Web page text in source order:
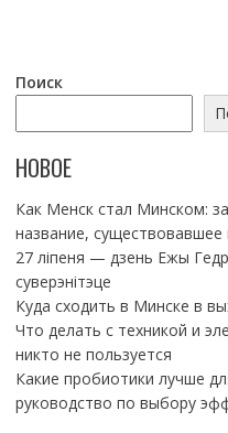
Поиск
НОВОЕ
Как Менск стал Минском:
название, существовавшее
27 ліпеня — дзень Ежы
суверэнітэце
Куда сходить в Минске в
Что делать с техникой и
никто не пользуется
Какие пробиотики лучше
руководство по выбору